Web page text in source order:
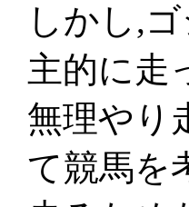
しかし,
主的に走
無理やり
て競馬を